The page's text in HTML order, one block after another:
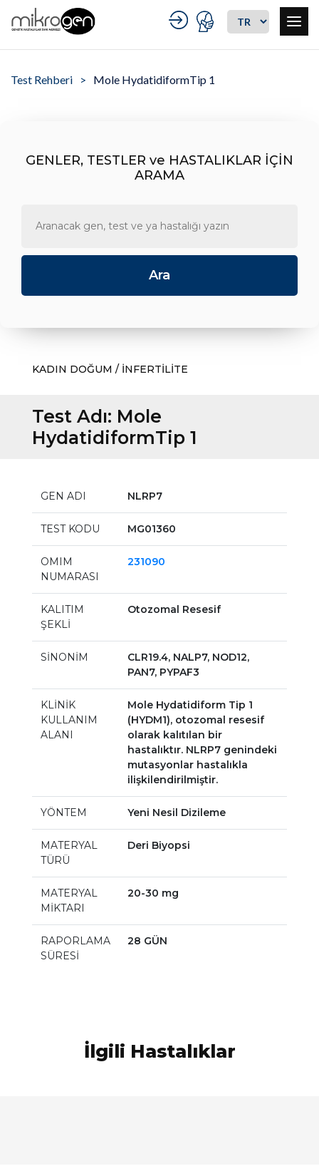
Test Rehberi Mole HydatidiformTip 1
GENLER, TESTLER ve HASTALIKLAR İÇİN
ARAMA
KADIN DOĞUM / İNFERTİLİTE
Test Adı: Mole
HydatidiformTip 1
GEN ADI NLRP7
TEST KODU MG01360
OMIM
NUMARASI
231090
KALITIM
ŞEKLİ
Otozomal Resesif
SİNONİM
CLR19.4, NALP7, NOD12,
PAN7, PYPAF3
KLİNİK
KULLANIM
ALANI
Mole Hydatidiform Tip 1
(HYDM1), otozomal resesif
olarak kalıtılan bir
hastalıktır. NLRP7 genindeki
mutasyonlar hastalıkla
ilişkilendirilmiştir.
YÖNTEM Yeni Nesil Dizileme
MATERYAL
TÜRÜ
Deri Biyopsi
MATERYAL
MİKTARI
20-30 mg
RAPORLAMA
SÜRESİ
28 GÜN
İlgili Hastalıklar